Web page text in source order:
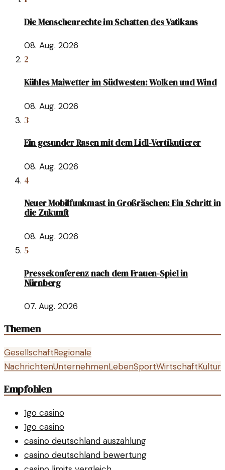
Die Menschenrechte im Schatten des Vatikans
08. Aug. 2026
2
Kühles Maiwetter im Südwesten: Wolken und Wind
08. Aug. 2026
3
Ein gesunder Rasen mit dem Lidl-Vertikutierer
08. Aug. 2026
4
Neuer Mobilfunkmast in Großräschen: Ein Schritt in
die Zukunft
08. Aug. 2026
5
Pressekonferenz nach dem Frauen-Spiel in
Nürnberg
07. Aug. 2026
Themen
GesellschaftRegionale
NachrichtenUnternehmenLebenSportWirtschaftKultur
Empfohlen
1go casino
1go casino
casino deutschland auszahlung
casino deutschland bewertung